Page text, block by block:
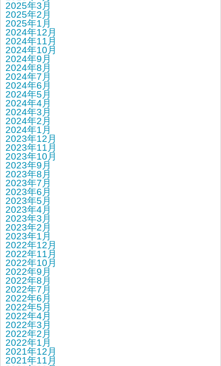
2025年3月
2025年2月
2025年1月
2024年12月
2024年11月
2024年10月
2024年9月
2024年8月
2024年7月
2024年6月
2024年5月
2024年4月
2024年3月
2024年2月
2024年1月
2023年12月
2023年11月
2023年10月
2023年9月
2023年8月
2023年7月
2023年6月
2023年5月
2023年4月
2023年3月
2023年2月
2023年1月
2022年12月
2022年11月
2022年10月
2022年9月
2022年8月
2022年7月
2022年6月
2022年5月
2022年4月
2022年3月
2022年2月
2022年1月
2021年12月
2021年11月